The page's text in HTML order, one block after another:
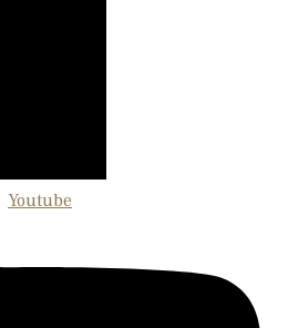
Youtube